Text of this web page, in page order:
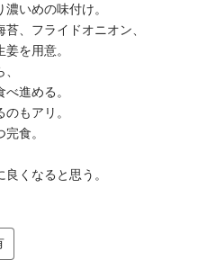
いめの味付け。
、フライドオニオン、
を用意。
進める。
もアリ。
食。
くなると思う。